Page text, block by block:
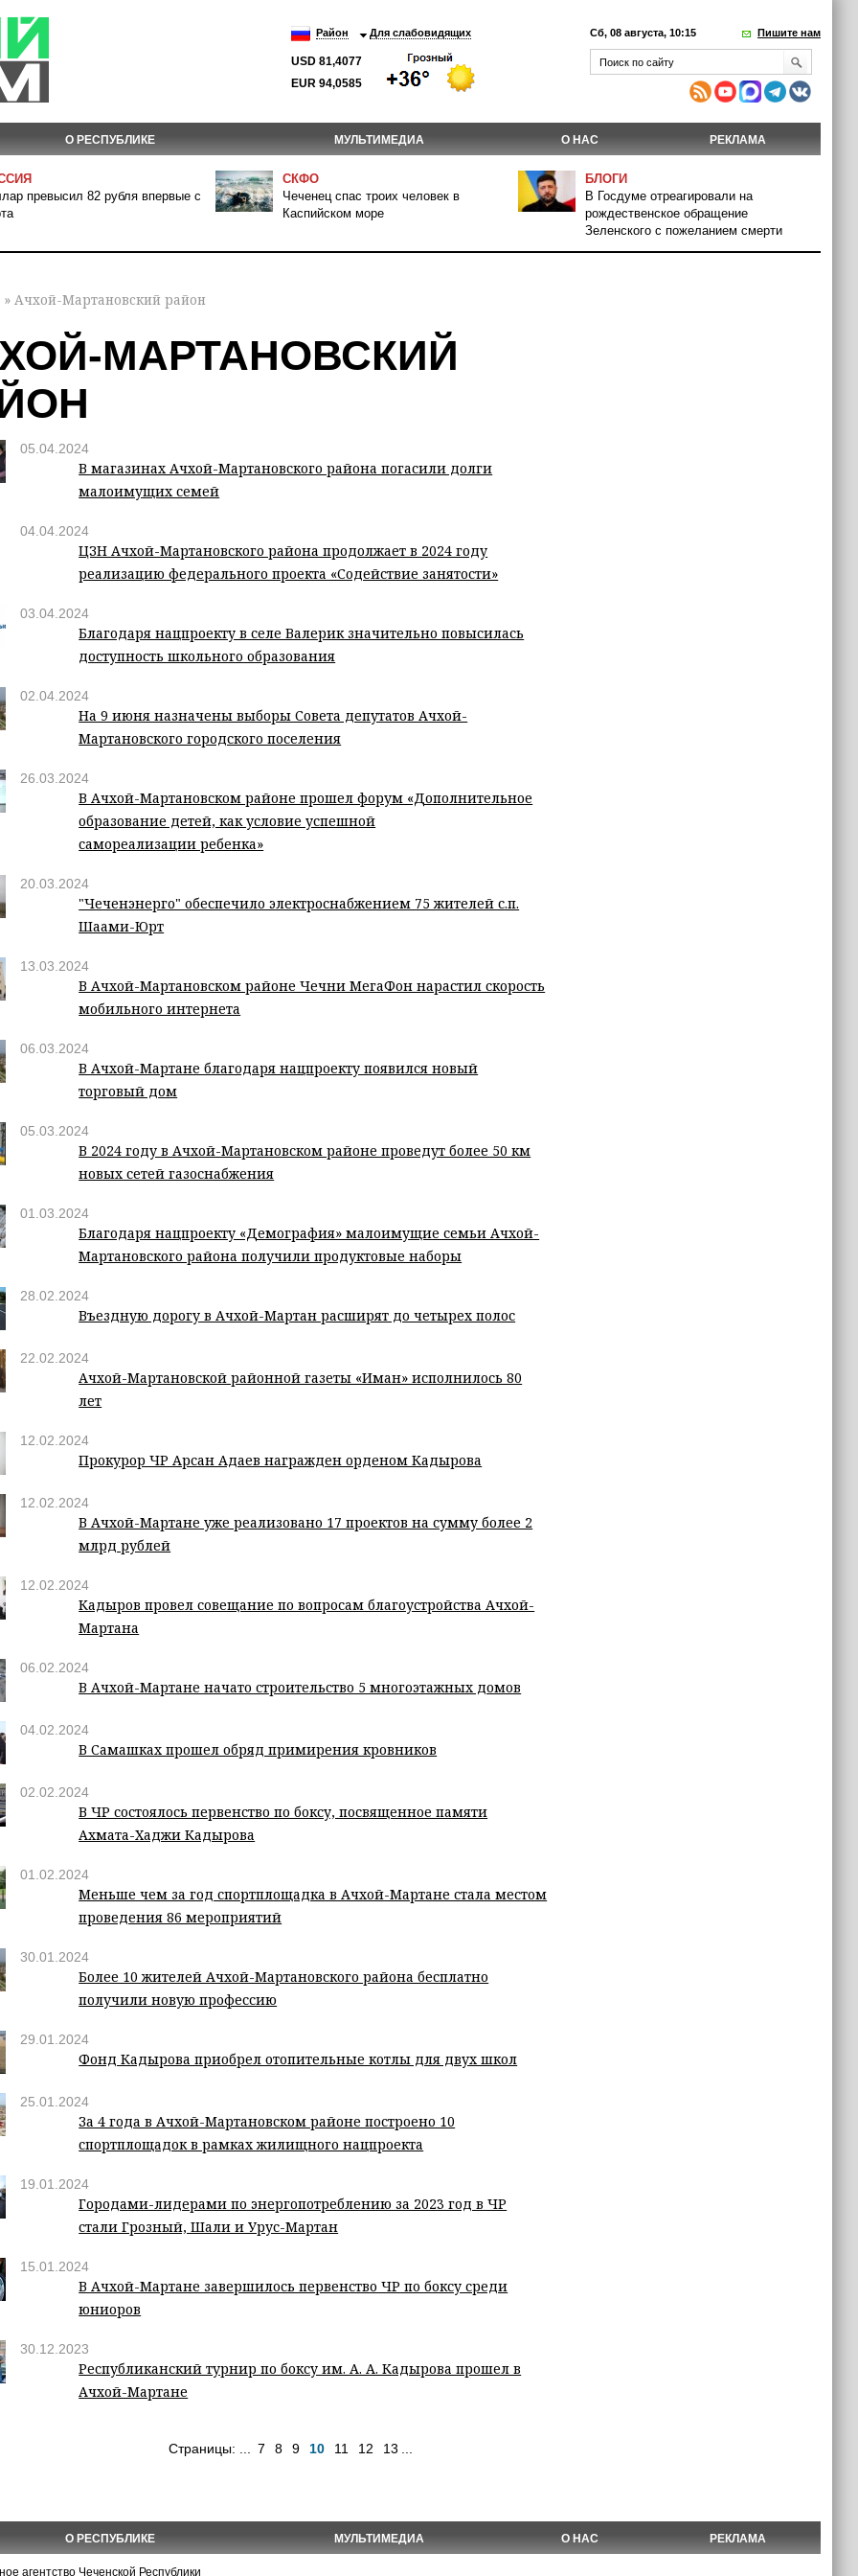
Район Для слабовидящих
USD 81,4077
EUR 94,0585
Сб, 08 августа, 10:15 Пишите нам
О РЕСПУБЛИКЕ МУЛЬТИМЕДИА О НАС РЕКЛАМА
превысил 82 рубля впервые с
СКФО
Чеченец спас троих человек в
Каспийском море
БЛОГИ
В Госдуме отреагировали на
рождественское обращение
Зеленского с пожеланием смерти
» Ачхой-Мартановский район
МАРТАНОВСКИЙ
05.04.2024
В магазинах Ачхой-Мартановского района погасили долги
малоимущих семей
04.04.2024
ЦЗН Ачхой-Мартановского района продолжает в 2024 году
реализацию федерального проекта «Содействие занятости»
03.04.2024
Благодаря нацпроекту в селе Валерик значительно повысилась
доступность школьного образования
02.04.2024
На 9 июня назначены выборы Совета депутатов Ачхой-
Мартановского городского поселения
26.03.2024
В Ачхой-Мартановском районе прошел форум «Дополнительное
образование детей, как условие успешной
самореализации ребенка»
20.03.2024
"Чеченэнерго" обеспечило электроснабжением 75 жителей с.п.
Шаами-Юрт
13.03.2024
В Ачхой-Мартановском районе Чечни МегаФон нарастил скорость
мобильного интернета
06.03.2024
В Ачхой-Мартане благодаря нацпроекту появился новый
торговый дом
05.03.2024
В 2024 году в Ачхой-Мартановском районе проведут более 50 км
новых сетей газоснабжения
01.03.2024
Благодаря нацпроекту «Демография» малоимущие семьи Ачхой-
Мартановского района получили продуктовые наборы
28.02.2024
Въездную дорогу в Ачхой-Мартан расширят до четырех полос
22.02.2024
Ачхой-Мартановской районной газеты «Иман» исполнилось 80
лет
12.02.2024
Прокурор ЧР Арсан Адаев награжден орденом Кадырова
12.02.2024
В Ачхой-Мартане уже реализовано 17 проектов на сумму более 2
млрд рублей
12.02.2024
Кадыров провел совещание по вопросам благоустройства Ачхой-
Мартана
06.02.2024
В Ачхой-Мартане начато строительство 5 многоэтажных домов
04.02.2024
В Самашках прошел обряд примирения кровников
02.02.2024
В ЧР состоялось первенство по боксу, посвященное памяти
Ахмата-Хаджи Кадырова
01.02.2024
Меньше чем за год спортплощадка в Ачхой-Мартане стала местом
проведения 86 мероприятий
30.01.2024
Более 10 жителей Ачхой-Мартановского района бесплатно
получили новую профессию
29.01.2024
Фонд Кадырова приобрел отопительные котлы для двух школ
25.01.2024
За 4 года в Ачхой-Мартановском районе построено 10
спортплощадок в рамках жилищного нацпроекта
19.01.2024
Городами-лидерами по энергопотреблению за 2023 год в ЧР
стали Грозный, Шали и Урус-Мартан
15.01.2024
В Ачхой-Мартане завершилось первенство ЧР по боксу среди
юниоров
30.12.2023
Республиканский турнир по боксу им. А. А. Кадырова прошел в
Ачхой-Мартане
Страницы: ... 7 8 9 10 11 12 13 ...
О РЕСПУБЛИКЕ МУЛЬТИМЕДИА О НАС РЕКЛАМА
агентство Чеченской Республики